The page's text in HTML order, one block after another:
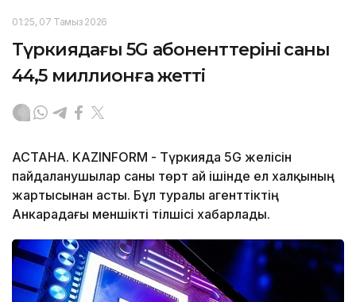
01:25, 07 Тамыз 2026
Түркиядағы 5G абоненттерінің саны
44,5 миллионға жетті
АСТАНА. KAZINFORM - Түркияда 5G желісін
пайдаланушылар саны төрт ай ішінде ел халқының
жартысынан асты. Бұл туралы агенттіктің
Анкарадағы меншікті тілшісі хабарлады.